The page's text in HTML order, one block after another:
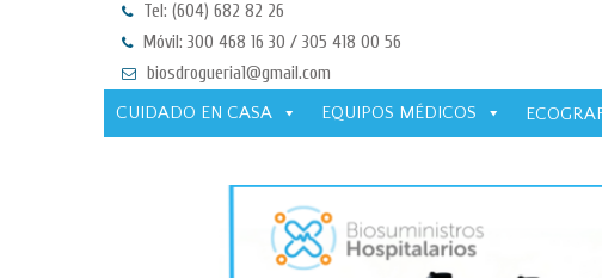
Tel: (604) 682 82 26
Móvil: 300 468 16 30 / 305 418 00 56
biosdrogueria1@gmail.com
CUIDADO EN CASA
EQUIPOS MÉDICOS